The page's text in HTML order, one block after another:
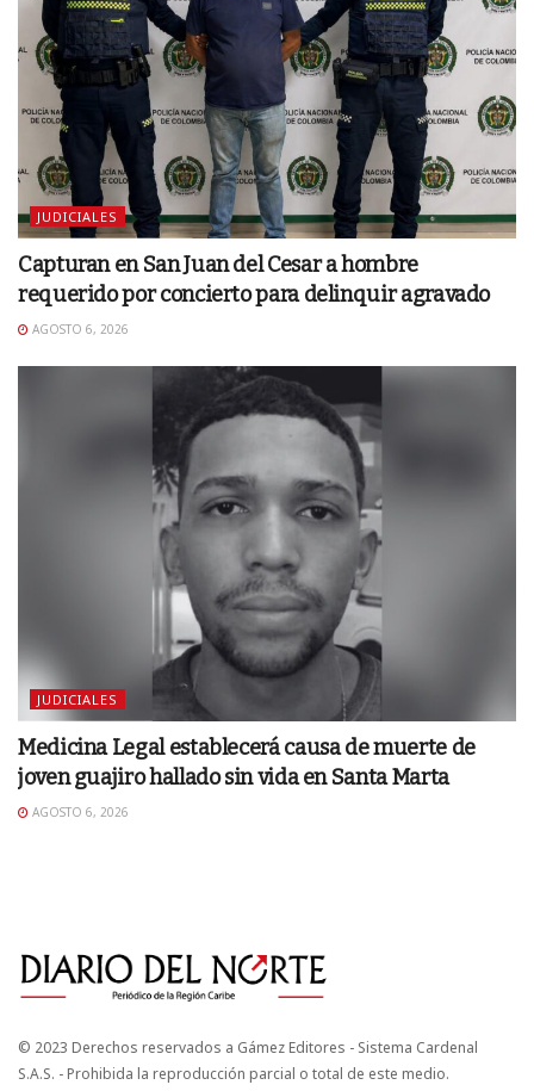
JUDICIALES
Capturan en San Juan del Cesar a hombre
requerido por concierto para delinquir agravado
AGOSTO 6, 2026
JUDICIALES
Medicina Legal establecerá causa de muerte de
joven guajiro hallado sin vida en Santa Marta
AGOSTO 6, 2026
© 2023 Derechos reservados a Gámez Editores - Sistema Cardenal
S.A.S. - Prohibida la reproducción parcial o total de este medio.